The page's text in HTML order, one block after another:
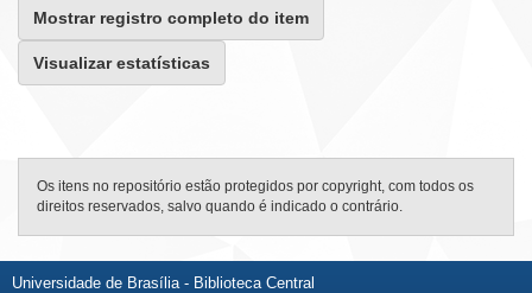
Mostrar registro completo do item
Visualizar estatísticas
Os itens no repositório estão protegidos por copyright, com todos os
direitos reservados, salvo quando é indicado o contrário.
Universidade de Brasília - Biblioteca Central